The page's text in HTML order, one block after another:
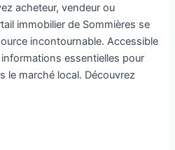
acheteur, vendeur ou
immobilier de Sommières se
incontournable. Accessible
essentielles pour
le marché local. Découvrez